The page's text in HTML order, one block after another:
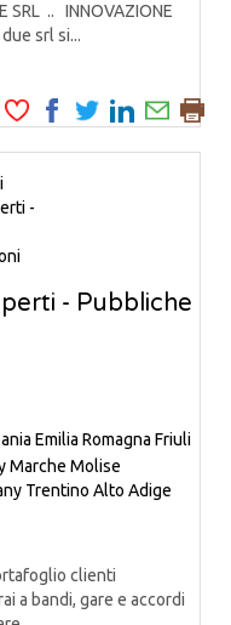
SRL .. INNOVAZIONE
srl si...
- Pubbliche
Emilia Romagna Friuli
Marche Molise
Trentino Alto Adige
clienti
a bandi, gare e accordi